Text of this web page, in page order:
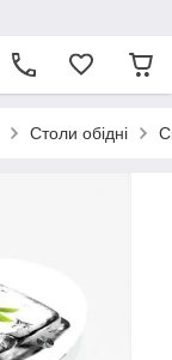
Столи обідні